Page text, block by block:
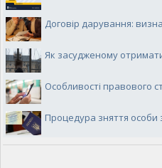
Договір дарування:
Як засудженому
Особливості правового
Процедура зняття особи з